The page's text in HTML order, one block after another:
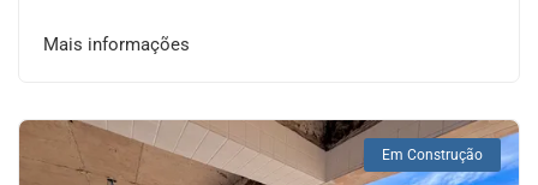
Mais informações
Em Construção